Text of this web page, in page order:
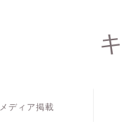
メディア掲載